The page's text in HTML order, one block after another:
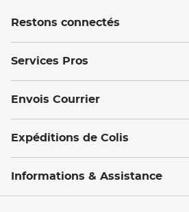
Restons connectés
Services Pros
Envois Courrier
Expéditions de Colis
Informations & Assistance